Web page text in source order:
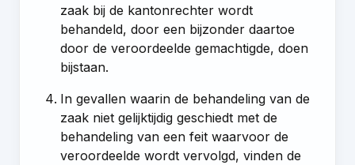
zaak bij de kantonrechter wordt
behandeld, door een bijzonder daartoe
door de veroordeelde gemachtigde, doen
bijstaan.
In gevallen waarin de behandeling van de
zaak niet gelijktijdig geschiedt met de
behandeling van een feit waarvoor de
veroordeelde wordt vervolgd, vinden de